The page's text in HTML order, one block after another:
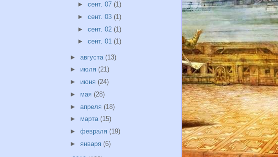
►сент. 07(1)
►сент. 03(1)
►сент. 02(1)
►сент. 01(1)
► августа (13)
► июля (21)
► июня (24)
► мая (28)
► апреля (18)
► марта (15)
► февраля (19)
► января (6)